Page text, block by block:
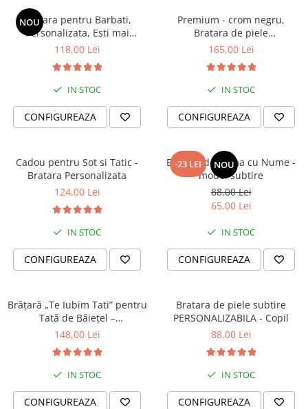
NOU
Bratara pentru Barbati,
Personalizata, Esti mai
puternic si mai iubit
118,00 Lei
IN STOC
CONFIGUREAZA
Premium - crom negru,
Bratara de piele
PERSONALIZABILA (classic)
165,00 Lei
IN STOC
CONFIGUREAZA
Cadou pentru Sot si Tatic -
Bratara Personalizata
124,00 Lei
IN STOC
CONFIGUREAZA
-23 LEI NOU
Bratara de Dama cu Nume -
model subtire
88,00 Lei
65,00 Lei
IN STOC
CONFIGUREAZA
Brățară „Te Iubim Tati” pentru
Tată de Băiețel –
Personalizată, Din Piele
148,00 Lei
IN STOC
CONFIGUREAZA
Bratara de piele subtire
PERSONALIZABILA - Copil
88,00 Lei
IN STOC
CONFIGUREAZA